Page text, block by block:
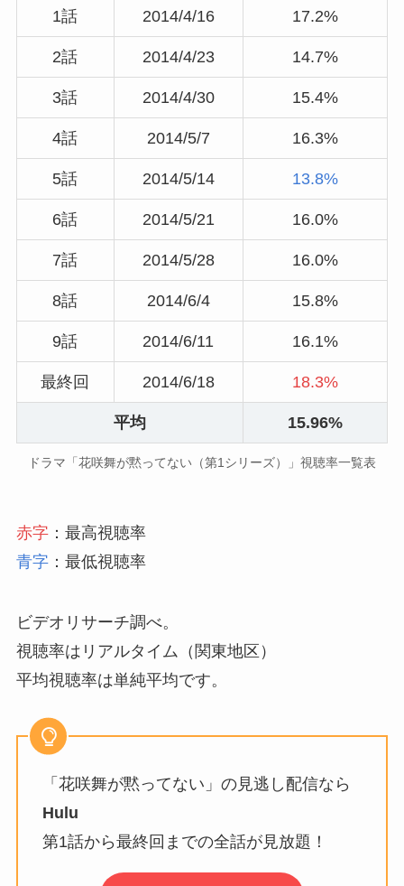
1話 2014/4/16 17.2%
2話 2014/4/23 14.7%
3話 2014/4/30 15.4%
4話 2014/5/7 16.3%
5話 2014/5/14 13.8%
6話 2014/5/21 16.0%
7話 2014/5/28 16.0%
8話 2014/6/4 15.8%
9話 2014/6/11 16.1%
最終回 2014/6/18 18.3%
平均 15.96%
ドラマ「花咲舞が黙ってない（第1シリーズ）」視聴率一覧表
赤字：最高視聴率
青字：最低視聴率
ビデオリサーチ調べ。
視聴率はリアルタイム（関東地区）
平均視聴率は単純平均です。
「花咲舞が黙ってない」の見逃し配信なら
Hulu
第1話から最終回までの全話が見放題！